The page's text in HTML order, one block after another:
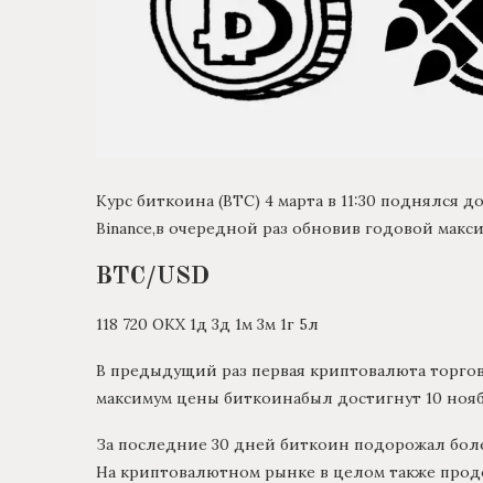
Курс биткоина (BTC) 4 марта в 11:30 поднялся
Binance,в очередной раз обновив годовой
BTC/USD
118 720 ОКХ 1д 3д 1м 3м 1г 5л
В предыдущий раз первая криптовалюта
максимум цены биткоинабыл достигнут 10
За последние 30 дней биткоин подорожал
На криптовалютном рынке в целом также